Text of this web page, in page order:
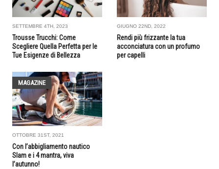
SETTEMBRE 4TH, 2023
Trousse Trucchi: Come
Scegliere Quella Perfetta per le
Tue Esigenze di Bellezza
GIUGNO 22ND, 2022
Rendi più frizzante la tua
acconciatura con un profumo
per capelli
MAGAZINE
OTTOBRE 31ST, 2021
Con l’abbigliamento nautico
Slam e i 4 mantra, viva
l’autunno!